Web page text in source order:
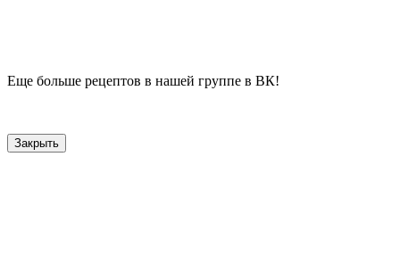
Еще больше рецептов в нашей группе в ВК!
Закрыть